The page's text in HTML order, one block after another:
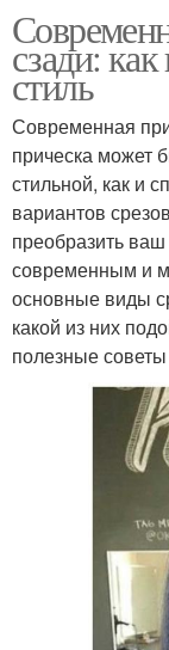
сзади:
стиль
Современная
прическа может
стильной, как и
вариантов
преобразить
современным и
основные виды
какой из них
полезные